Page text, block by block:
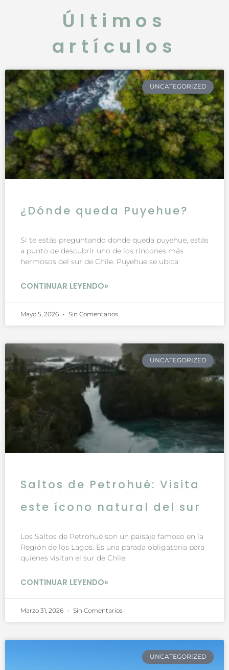
Últimos
artículos
UNCATEGORIZED
¿Dónde queda Puyehue?
Si te estás preguntando donde queda puyehue, estás
a punto de descubrir uno de los rincones más
hermosos del sur de Chile. Puyehue se ubica
CONTINUAR LEYENDO»
Mayo 5, 2026 Sin Comentarios
UNCATEGORIZED
Saltos de Petrohué: Visita
este ícono natural del sur
Los Saltos de Petrohué son un paisaje famoso en la
Región de los Lagos. Es una parada obligatoria para
quienes visitan el sur de Chile.
CONTINUAR LEYENDO»
Marzo 31, 2026 Sin Comentarios
UNCATEGORIZED